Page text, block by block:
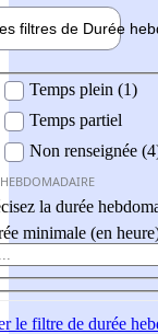
filtres de Durée
Temps plein (1)
Temps partiel
Non renseignée
la durée
minimale (en
le filtre de durée